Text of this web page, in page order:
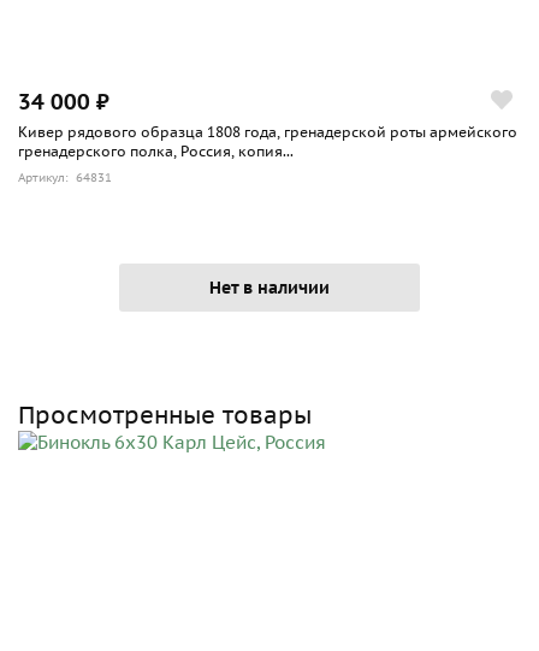
34 000 ₽
Кивер рядового образца 1808 года, гренадерской роты армейского
гренадерского полка, Россия, копия...
Артикул: 64831
Нет в наличии
Просмотренные товары